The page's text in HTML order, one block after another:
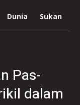
Dunia Sukan
Pas-
dalam